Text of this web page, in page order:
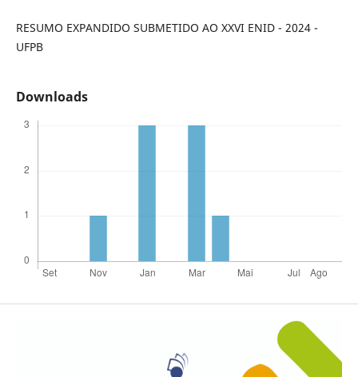
RESUMO EXPANDIDO SUBMETIDO AO XXVI ENID - 2024 -
UFPB
Downloads